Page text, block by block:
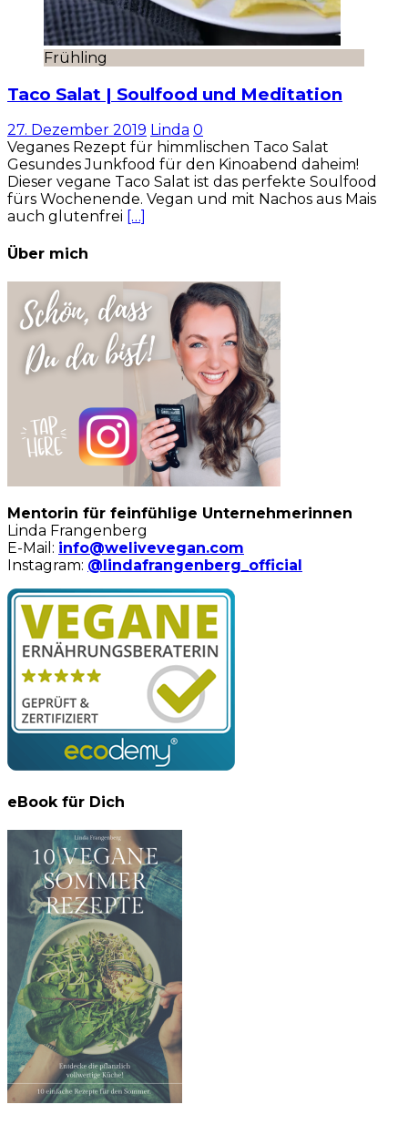
Frühling
Taco Salat | Soulfood und Meditation
27. Dezember 2019 Linda 0
Veganes Rezept für himmlischen Taco Salat
Gesundes Junkfood für den Kinoabend daheim!
Dieser vegane Taco Salat ist das perfekte Soulfood
fürs Wochenende. Vegan und mit Nachos aus Mais
auch glutenfrei […]
Über mich
Mentorin für feinfühlige Unternehmerinnen
Linda Frangenberg
E-Mail: info@welivevegan.com
Instagram: @lindafrangenberg_official
eBook für Dich